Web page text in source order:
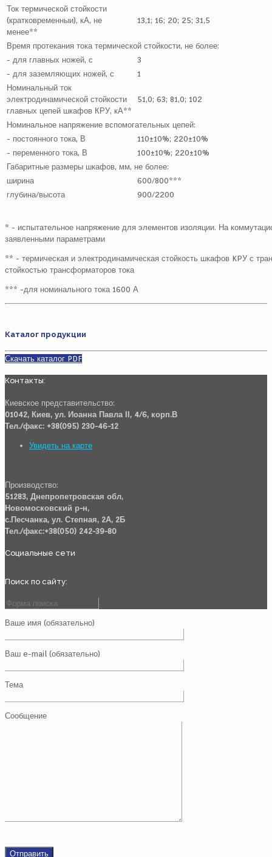
Ток термической стойкости
(кратковременныи), кА, не
менее**
13,1; 16; 20; 25; 31,5
Время протекания тока термической стойкости, не более:
- для главных ножей, с
3
- для заземляющих ножей, с
1
Номинальный ток
электродинамической стойкости
главных цепей шкафов КРУ, кА**
51,0; 63; 81,0; 102
Номинальное напряжение вспомогательных цепей:
- постоянного тока, В
110±10%; 220±10%
- переменного тока, В
100±10%; 220±10%
Габаритные размеры шкафов, мм, не более:
ширина
600/800***
глубина/высота
900/2200
* - испытательное напряжение для элементов изоляции. На
заявленными параметрами
** - термическая и электродинамическая стойкость шкафов KPУ с
стойкостью трансформаторов тока
*** -для номинального тока 1600 А
Каталог продукции
Скачать каталог PDF
Контакты:
Киевское представительство:
01042, Киев, ул. Иоанна Павла ІІ, 4/6, корп.В
Тел./факс: +38(095) 230-46-12
Увидеть на карте
Производство:
51283, Днепропетровская обл,
Новомосковский р-н,
с.Песчанка, ул. Степная, 2А, 2Б
Тел./факс:+38(050) 242-39-80
Социальные сети
Поиск по сайту:
Ваше имя (обязательно)
Ваш e-mail (обязательно)
Тема
Сообщение